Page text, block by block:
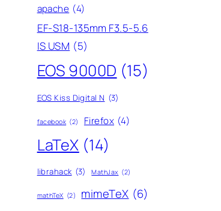
apache (4)
EF-S18-135mm F3.5-5.6
IS USM (5)
EOS 9000D (15)
EOS Kiss Digital N (3)
facebook (2) Firefox (4)
LaTeX (14)
librahack (3) MathJax (2)
mathTeX (2) mimeTeX (6)